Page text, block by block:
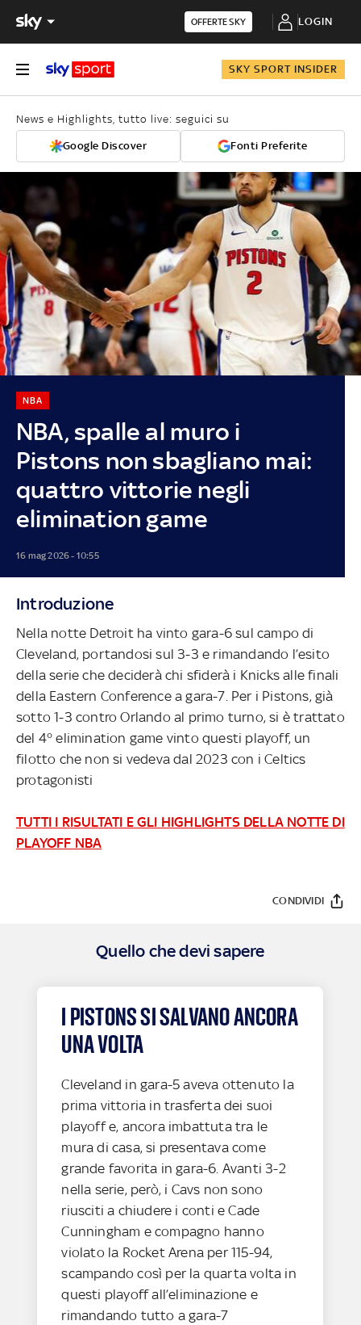
OFFERTE SKY LOGIN
SKY SPORT INSIDER
News e Highlights, tutto live: seguici su
Google Discover Fonti Preferite
NBA, spalle al muro i
Pistons non sbagliano mai:
quattro vittorie negli
elimination game
NBA
16 mag 2026 - 10:55
Introduzione
Nella notte Detroit ha vinto gara-6 sul campo di
Cleveland, portandosi sul 3-3 e rimandando l’esito
della serie che deciderà chi sfiderà i Knicks alle finali
della Eastern Conference a gara-7. Per i Pistons, già
sotto 1-3 contro Orlando al primo turno, si è trattato
del 4° elimination game vinto questi playoff, un
filotto che non si vedeva dal 2023 con i Celtics
protagonisti
TUTTI I RISULTATI E GLI HIGHLIGHTS DELLA NOTTE DI
PLAYOFF NBA
CONDIVIDI
Quello che devi sapere
I PISTONS SI SALVANO ANCORA
UNA VOLTA
Cleveland in gara-5 aveva ottenuto la
prima vittoria in trasferta dei suoi
playoff e, ancora imbattuta tra le
mura di casa, si presentava come
grande favorita in gara-6. Avanti 3-2
nella serie, però, i Cavs non sono
riusciti a chiudere i conti e Cade
Cunningham e compagno hanno
violato la Rocket Arena per 115-94,
scampando così per la quarta volta in
questi playoff all’eliminazione e
rimandando tutto a gara-7